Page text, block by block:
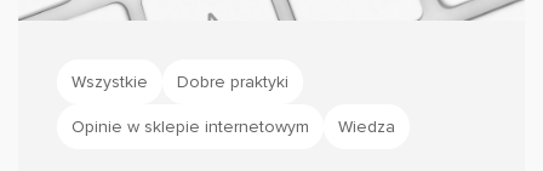
Wszystkie Dobre praktyki
Opinie w sklepie internetowym Wiedza